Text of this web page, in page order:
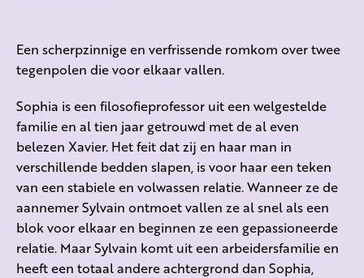
Een scherpzinnige en verfrissende romkom over twee
tegenpolen die voor elkaar vallen.
Sophia is een filosofieprofessor uit een welgestelde
familie en al tien jaar getrouwd met de al even
belezen Xavier. Het feit dat zij en haar man in
verschillende bedden slapen, is voor haar een teken
van een stabiele en volwassen relatie. Wanneer ze de
aannemer Sylvain ontmoet vallen ze al snel als een
blok voor elkaar en beginnen ze een gepassioneerde
relatie. Maar Sylvain komt uit een arbeidersfamilie en
heeft een totaal andere achtergrond dan Sophia,